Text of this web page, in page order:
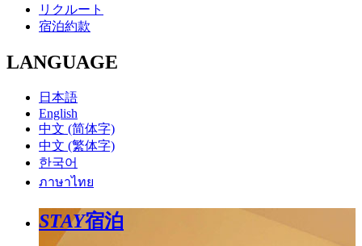
リクルート
宿泊約款
LANGUAGE
日本語
English
中文 (简体字)
中文 (繁体字)
한국어
ภาษาไทย
STAY宿泊